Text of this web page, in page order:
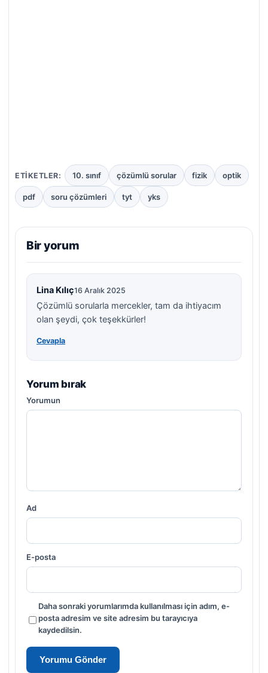
ETIKETLER: 10. sınıf çözümlü sorular fizik optik
pdf soru çözümleri tyt yks
Bir yorum
Lina Kılıç16 Aralık 2025
Çözümlü sorularla mercekler, tam da ihtiyacım
olan şeydi, çok teşekkürler!
Cevapla
Yorum bırak
Yorumun
Ad
E-posta
Daha sonraki yorumlarımda kullanılması için adım, e-
posta adresim ve site adresim bu tarayıcıya
kaydedilsin.